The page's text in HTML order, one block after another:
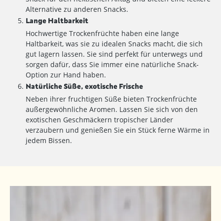
Alternative zu anderen Snacks.
Lange Haltbarkeit
Hochwertige Trockenfrüchte haben eine lange
Haltbarkeit, was sie zu idealen Snacks macht, die sich
gut lagern lassen. Sie sind perfekt für unterwegs und
sorgen dafür, dass Sie immer eine natürliche Snack-
Option zur Hand haben.
Natürliche Süße, exotische Frische
Neben ihrer fruchtigen Süße bieten Trockenfrüchte
außergewöhnliche Aromen. Lassen Sie sich von den
exotischen Geschmäckern tropischer Länder
verzaubern und genießen Sie ein Stück ferne Wärme in
jedem Bissen.